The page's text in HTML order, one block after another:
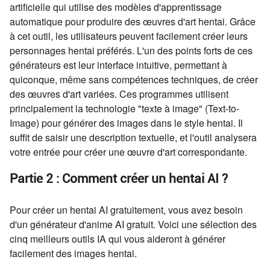
artificielle qui utilise des modèles d'apprentissage
automatique pour produire des œuvres d'art hentai. Grâce
à cet outil, les utilisateurs peuvent facilement créer leurs
personnages hentai préférés. L'un des points forts de ces
générateurs est leur interface intuitive, permettant à
quiconque, même sans compétences techniques, de créer
des œuvres d'art variées. Ces programmes utilisent
principalement la technologie "texte à image" (Text-to-
Image) pour générer des images dans le style hentai. Il
suffit de saisir une description textuelle, et l'outil analysera
votre entrée pour créer une œuvre d'art correspondante.
Partie 2 : Comment créer un hentai AI ?
Pour créer un hentai AI gratuitement, vous avez besoin
d'un générateur d'anime AI gratuit. Voici une sélection des
cinq meilleurs outils IA qui vous aideront à générer
facilement des images hentai.